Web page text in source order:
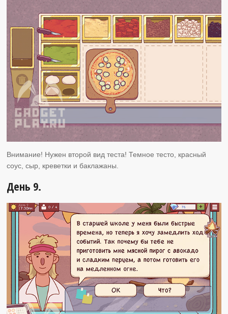
Внимание! Нужен второй вид теста! Темное тесто, красный
соус, сыр, креветки и баклажаны.
День 9.